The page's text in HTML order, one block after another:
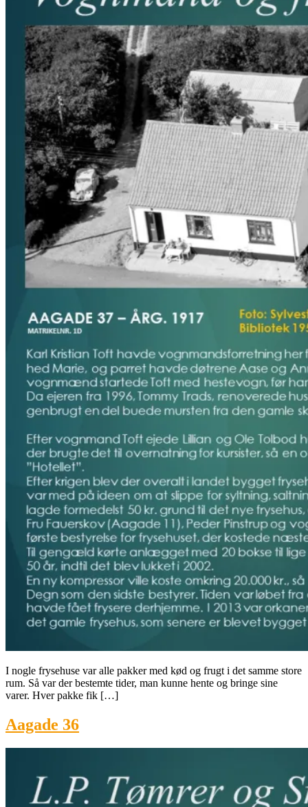
I nogle frysehuse var alle pakker med kød og frugt i det samme store
rum. Så var der bestemte tider, man kunne hente og bringe sine
varer. Hver pakke fik […]
Aagade 36